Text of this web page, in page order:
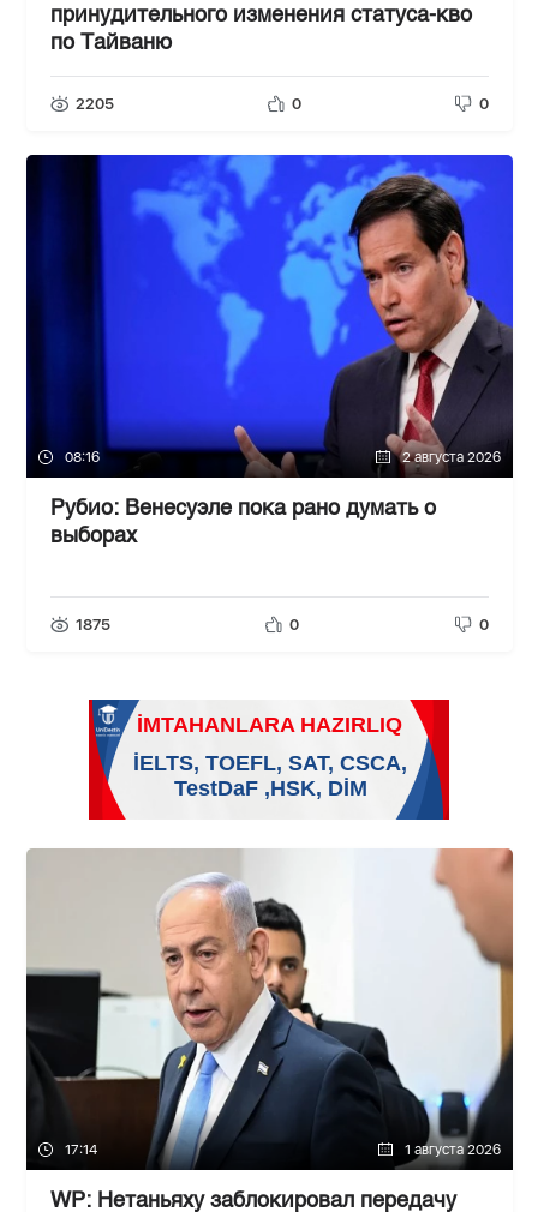
принудительного изменения статуса-кво
по Тайваню
2205 0 0
08:16 2 августа 2026
Рубио: Венесуэле пока рано думать о
выборах
1875 0 0
17:14 1 августа 2026
WP: Нетаньяху заблокировал передачу